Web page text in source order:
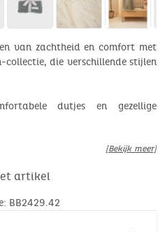
van zachtheid en comfort met
collectie, die verschillende stijlen
dutjes en gezellige
[Bekijk meer]
artikel
BB2429.42